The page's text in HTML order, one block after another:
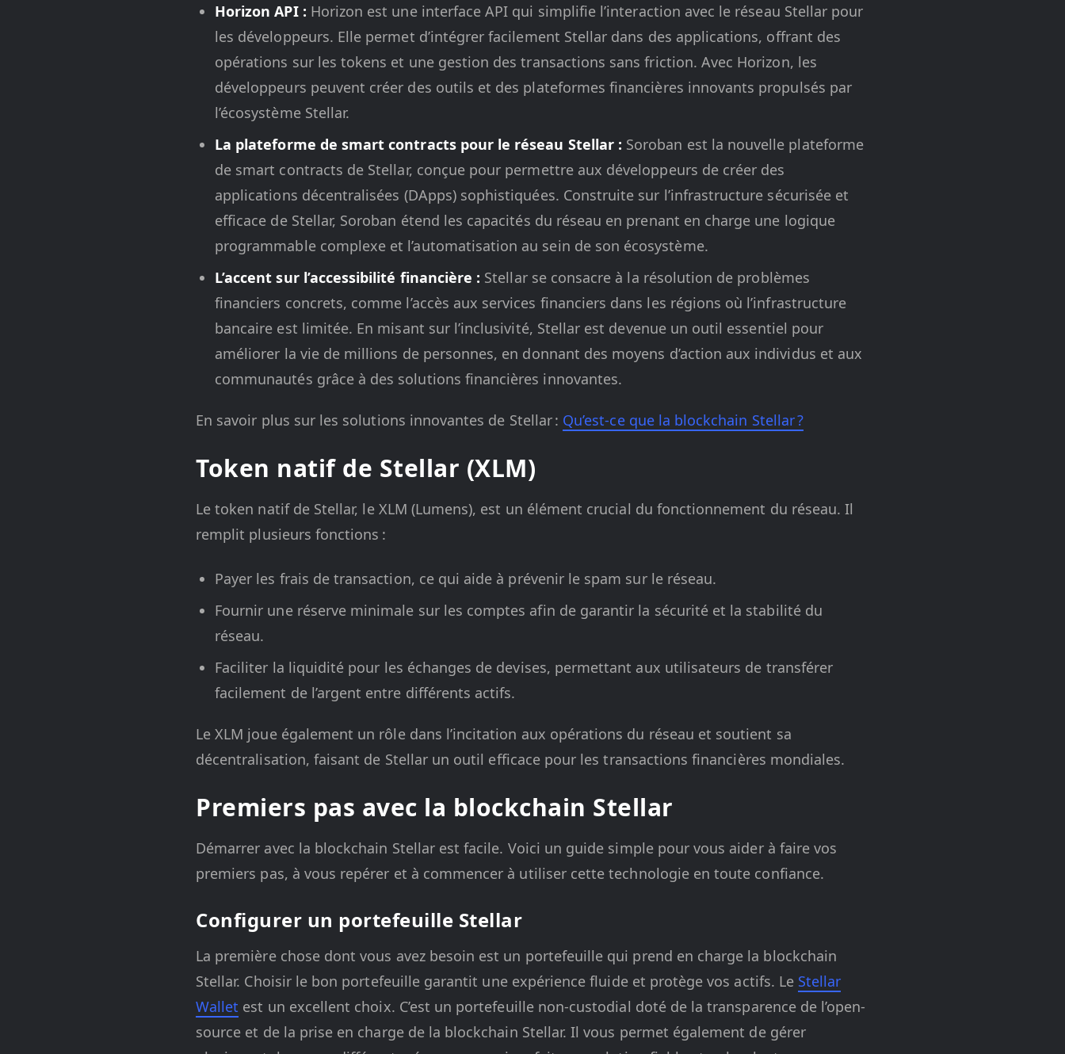
Horizon API : Horizon est une interface API qui simplifie l’interaction avec le réseau Stellar pour
les développeurs. Elle permet d’intégrer facilement Stellar dans des applications, offrant des
opérations sur les tokens et une gestion des transactions sans friction. Avec Horizon, les
développeurs peuvent créer des outils et des plateformes financières innovants propulsés par
l’écosystème Stellar.
La plateforme de smart contracts pour le réseau Stellar : Soroban est la nouvelle plateforme
de smart contracts de Stellar, conçue pour permettre aux développeurs de créer des
applications décentralisées (DApps) sophistiquées. Construite sur l’infrastructure sécurisée et
efficace de Stellar, Soroban étend les capacités du réseau en prenant en charge une logique
programmable complexe et l’automatisation au sein de son écosystème.
L’accent sur l’accessibilité financière : Stellar se consacre à la résolution de problèmes
financiers concrets, comme l’accès aux services financiers dans les régions où l’infrastructure
bancaire est limitée. En misant sur l’inclusivité, Stellar est devenue un outil essentiel pour
améliorer la vie de millions de personnes, en donnant des moyens d’action aux individus et aux
communautés grâce à des solutions financières innovantes.
En savoir plus sur les solutions innovantes de Stellar : Qu’est-ce que la blockchain Stellar ?
Token natif de Stellar (XLM)
Le token natif de Stellar, le XLM (Lumens), est un élément crucial du fonctionnement du réseau. Il
remplit plusieurs fonctions :
Payer les frais de transaction, ce qui aide à prévenir le spam sur le réseau.
Fournir une réserve minimale sur les comptes afin de garantir la sécurité et la stabilité du
réseau.
Faciliter la liquidité pour les échanges de devises, permettant aux utilisateurs de transférer
facilement de l’argent entre différents actifs.
Le XLM joue également un rôle dans l’incitation aux opérations du réseau et soutient sa
décentralisation, faisant de Stellar un outil efficace pour les transactions financières mondiales.
Premiers pas avec la blockchain Stellar
Démarrer avec la blockchain Stellar est facile. Voici un guide simple pour vous aider à faire vos
premiers pas, à vous repérer et à commencer à utiliser cette technologie en toute confiance.
Configurer un portefeuille Stellar
La première chose dont vous avez besoin est un portefeuille qui prend en charge la blockchain
Stellar. Choisir le bon portefeuille garantit une expérience fluide et protège vos actifs. Le Stellar
Wallet est un excellent choix. C’est un portefeuille non-custodial doté de la transparence de l’open-
source et de la prise en charge de la blockchain Stellar. Il vous permet également de gérer